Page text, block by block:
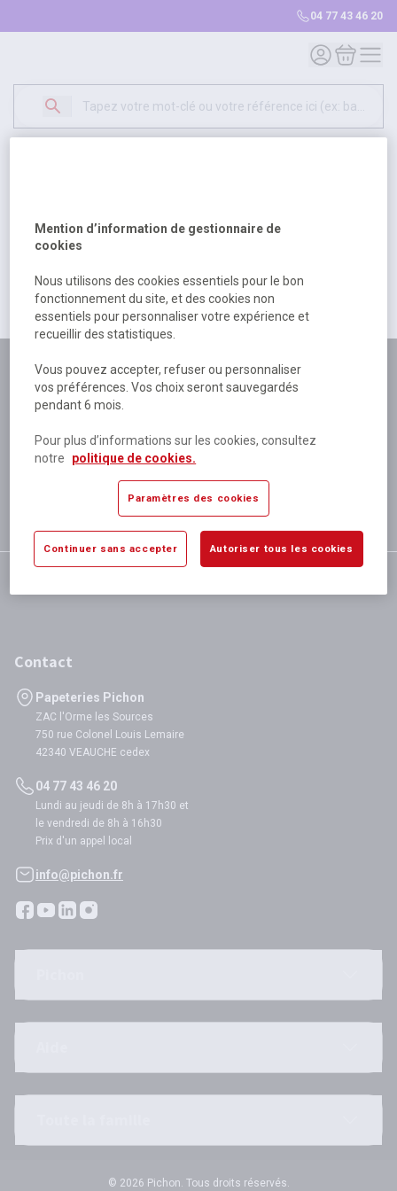
04 77 43 46 20
Mon compte
Mon
500
excuser pour la gêne occasionée.
Retour Retour à l'accueil
Plus de 180 personnes
à votre écoute
Plus de 80 000 références
disponibles
Expédition le jour même
si validation avant 12h
satisfaction totale
Contact
Papeteries Pichon
ZAC l'Orme les Sources
750 rue Colonel Louis Lemaire
42340 VEAUCHE cedex
04 77 43 46 20
Lundi au jeudi de 8h à 17h30 et
le vendredi de 8h à 16h30
Prix d'un appel local
info@pichon.fr
© 2026 Pichon. Tous droits réservés.
Mention d’information de gestionnaire de
cookies
Nous utilisons des cookies essentiels pour le bon
fonctionnement du site, et des cookies non
essentiels pour personnaliser votre expérience et
recueillir des statistiques.
Vous pouvez accepter, refuser ou personnaliser
vos préférences. Vos choix seront sauvegardés
pendant 6 mois.
Pour plus d’informations sur les cookies, consultez
notre
politique de cookies.
Paramètres des cookies
Continuer sans accepter Autoriser tous les cookies